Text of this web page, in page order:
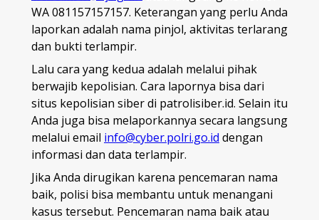
WA 081157157157. Keterangan yang perlu Anda
laporkan adalah nama pinjol, aktivitas terlarang
dan bukti terlampir.
Lalu cara yang kedua adalah melalui pihak
berwajib kepolisian. Cara lapornya bisa dari
situs kepolisian siber di patrolisiber.id. Selain itu
Anda juga bisa melaporkannya secara langsung
melalui email info@cyber.polri.go.id dengan
informasi dan data terlampir.
Jika Anda dirugikan karena pencemaran nama
baik, polisi bisa membantu untuk menangani
kasus tersebut. Pencemaran nama baik atau